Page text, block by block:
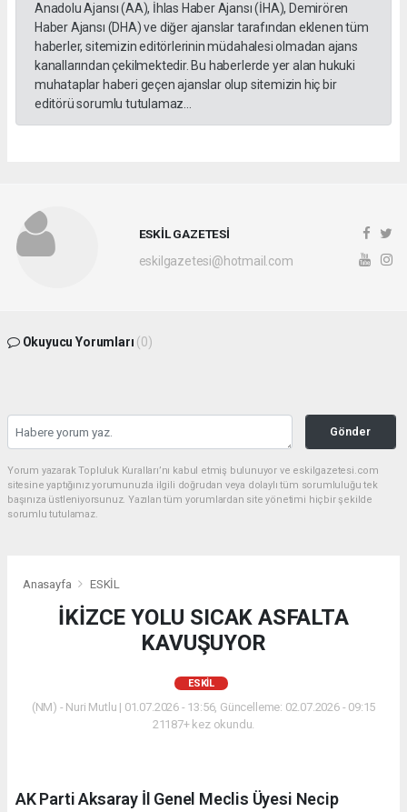
Anadolu Ajansı (AA), İhlas Haber Ajansı (İHA), Demirören
Haber Ajansı (DHA) ve diğer ajanslar tarafından eklenen tüm
haberler, sitemizin editörlerinin müdahalesi olmadan ajans
kanallarından çekilmektedir. Bu haberlerde yer alan hukuki
muhataplar haberi geçen ajanslar olup sitemizin hiç bir
editörü sorumlu tutulamaz...
ESKİL GAZETESİ
eskilgazetesi@hotmail.com
Okuyucu Yorumları (0)
Gönder
Yorum yazarak Topluluk Kuralları’nı kabul etmiş bulunuyor ve eskilgazetesi.com
sitesine yaptığınız yorumunuzla ilgili doğrudan veya dolaylı tüm sorumluluğu tek
başınıza üstleniyorsunuz. Yazılan tüm yorumlardan site yönetimi hiçbir şekilde
sorumlu tutulamaz.
Anasayfa ESKİL
İKİZCE YOLU SICAK ASFALTA
KAVUŞUYOR
ESKİL
(NM) - Nuri Mutlu | 01.07.2026 - 13:56, Güncelleme: 02.07.2026 - 09:15
21187+ kez okundu.
AK Parti Aksaray İl Genel Meclis Üyesi Necip